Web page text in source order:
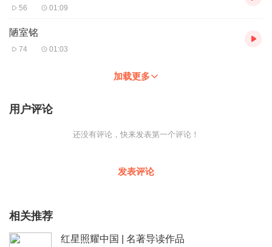
56 01:09
陋室铭
74 01:03
加载更多
用户评论
还没有评论，快来发表第一个评论！
发表评论
相关推荐
红星照耀中国 | 名著导读作品